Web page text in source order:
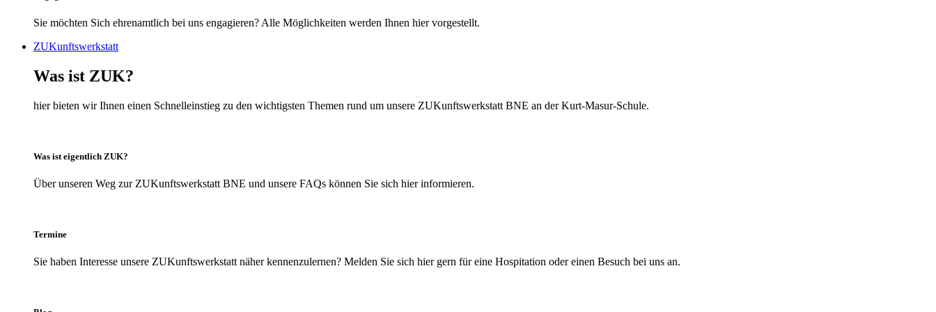
Sie möchten Sich ehrenamtlich bei uns engagieren? Alle Möglichkeiten werden Ihnen hier vorgestellt.
ZUKunftswerkstatt
Was ist ZUK?
hier bieten wir Ihnen einen Schnelleinstieg zu den wichtigsten Themen rund um unsere ZUKunftswerkstatt BNE an der Kurt-Masur-Schule.
Was ist eigentlich ZUK?
Über unseren Weg zur ZUKunftswerkstatt BNE und unsere FAQs können Sie sich hier informieren.
Termine
Sie haben Interesse unsere ZUKunftswerkstatt näher kennenzulernen? Melden Sie sich hier gern für eine Hospitation oder einen Besuch bei uns an.